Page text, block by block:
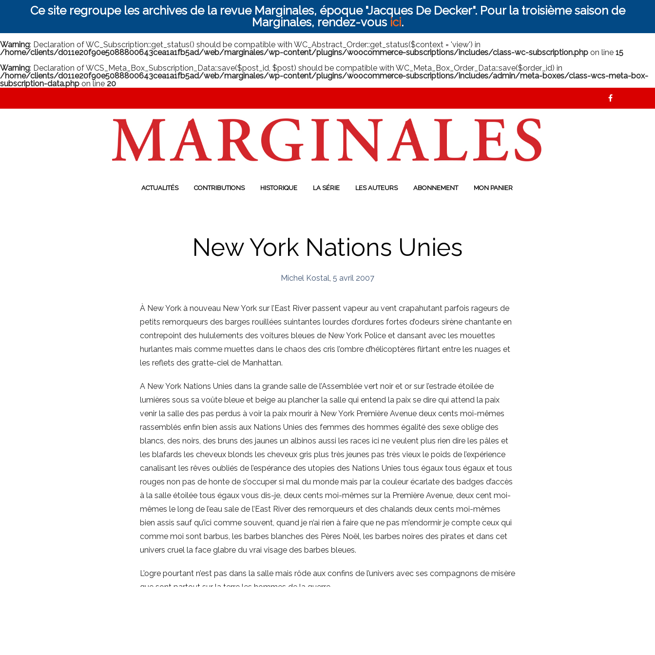
Ce site regroupe les archives de la revue Marginales, époque "Jacques De Decker". Pour la troisième saison de
Marginales, rendez-vous ici.
Warning: Declaration of WC_Subscription::get_status() should be compatible with WC_Abstract_Order::get_status($context = 'view') in
/home/clients/d011e20f90e5088800643cea1a1fb5ad/web/marginales/wp-content/plugins/woocommerce-subscriptions/includes/class-wc-subscription.php on line 15
Warning: Declaration of WCS_Meta_Box_Subscription_Data::save($post_id, $post) should be compatible with WC_Meta_Box_Order_Data::save($order_id) in
/home/clients/d011e20f90e5088800643cea1a1fb5ad/web/marginales/wp-content/plugins/woocommerce-subscriptions/includes/admin/meta-boxes/class-wcs-meta-box-
subscription-data.php on line 20
ACTUALITÉS CONTRIBUTIONS HISTORIQUE LA SÉRIE LES AUTEURS ABONNEMENT MON PANIER
New York Nations Unies
Michel Kostal 5 avril 2007
À New York à nouveau New York sur l’East River passent vapeur au vent crapahutant parfois rageurs de
petits remorqueurs des barges rouillées suintantes lourdes d’ordures fortes d’odeurs sirène chantante en
contrepoint des hululements des voitures bleues de New York Police et dansant avec les mouettes
hurlantes mais comme muettes dans le chaos des cris l’ombre d’hélicoptères flirtant entre les nuages et
les reflets des gratte-ciel de Manhattan.
A New York Nations Unies dans la grande salle de l’Assemblée vert noir et or sur l’estrade étoilée de
lumières sous sa voûte bleue et beige au plancher la salle qui entend la paix se dire qui attend la paix
venir la salle des pas perdus à voir la paix mourir à New York Première Avenue deux cents moi-mêmes
rassemblés enfin bien assis aux Nations Unies des femmes des hommes égalité des sexe oblige des
blancs, des noirs, des bruns des jaunes un albinos aussi les races ici ne veulent plus rien dire les pâles et
les blafards les cheveux blonds les cheveux gris plus très jeunes pas très vieux le poids de l’expérience
canalisant les rêves oubliés de l’espérance des utopies des Nations Unies tous égaux tous égaux et tous
rouges non pas de honte de s’occuper si mal du monde mais par la couleur écarlate des badges d’accès
à la salle étoilée tous égaux vous dis-je, deux cents moi-mêmes sur la Première Avenue, deux cent moi-
mêmes le long de l’eau sale de l’East River des remorqueurs et des chalands deux cents moi-mêmes
bien assis sauf qu’ici comme souvent, quand je n’ai rien à faire que ne pas m’endormir je compte ceux qui
comme moi sont barbus, les barbes blanches des Pères Noël, les barbes noires des pirates et dans cet
univers cruel la face glabre du vrai visage des barbes bleues.
L’ogre pourtant n’est pas dans la salle mais rôde aux confins de l’univers avec ses compagnons de misère
que sont partout sur la terre les hommes de la guerre.